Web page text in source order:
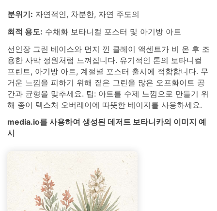
분위기: 자연적인, 차분한, 자연 주도의
최적 용도: 수채화 보타니컬 포스터 및 아기방 아트
선인장 그린 베이스와 먼지 낀 클레이 액센트가 비 온 후 조
용한 사막 정원처럼 느껴집니다. 유기적인 톤의 보타니컬
프린트, 아기방 아트, 계절별 포스터 출시에 적합합니다. 무
거운 느낌을 피하기 위해 짙은 그린을 많은 오프화이트 공
간과 균형을 맞추세요. 팁: 아트를 수제 느낌으로 만들기 위
해 종이 텍스처 오버레이에 따뜻한 베이지를 사용하세요.
media.io를 사용하여 생성된 데저트 보타니카의 이미지 예
시